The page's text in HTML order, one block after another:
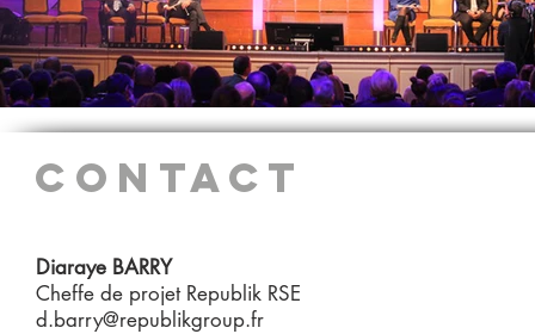
CONTACT
Diaraye BARRY
Cheffe de projet Republik RSE
d.barry@republikgroup.fr